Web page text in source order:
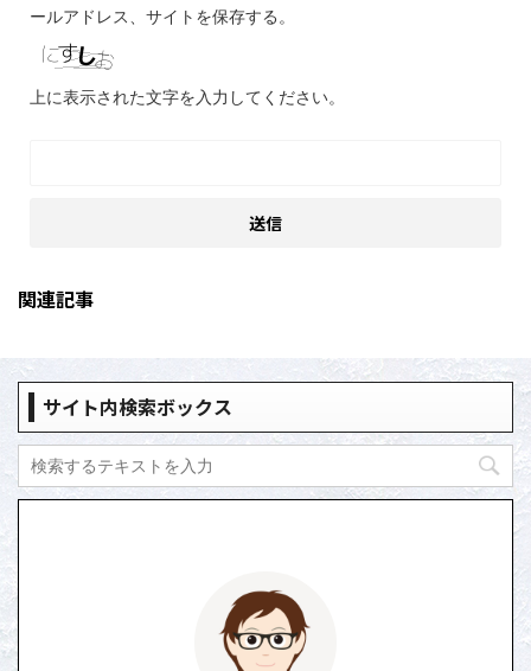
ールアドレス、サイトを保存する。
上に表示された文字を入力してください。
関連記事
サイト内検索ボックス